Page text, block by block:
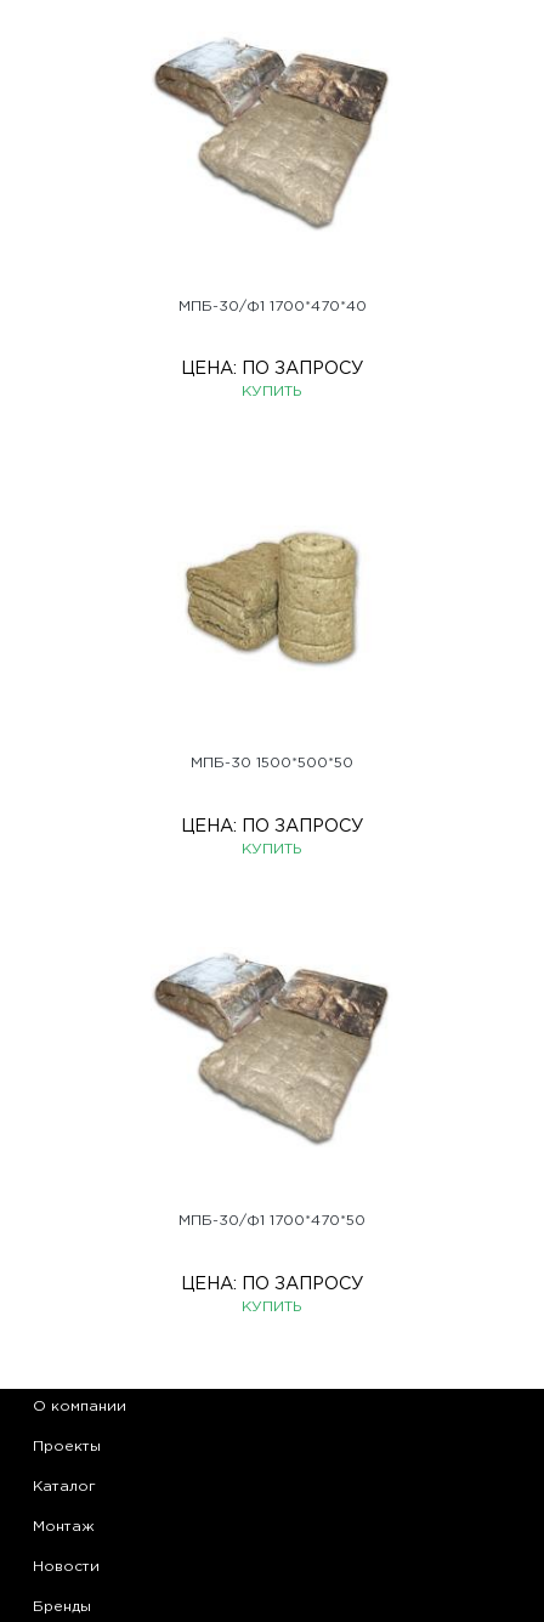
МПБ-30/Ф1 1700*470*40
ЦЕНА: ПО ЗАПРОСУ
КУПИТЬ
МПБ-30 1500*500*50
ЦЕНА: ПО ЗАПРОСУ
КУПИТЬ
МПБ-30/Ф1 1700*470*50
ЦЕНА: ПО ЗАПРОСУ
КУПИТЬ
О компании
Проекты
Каталог
Монтаж
Новости
Бренды